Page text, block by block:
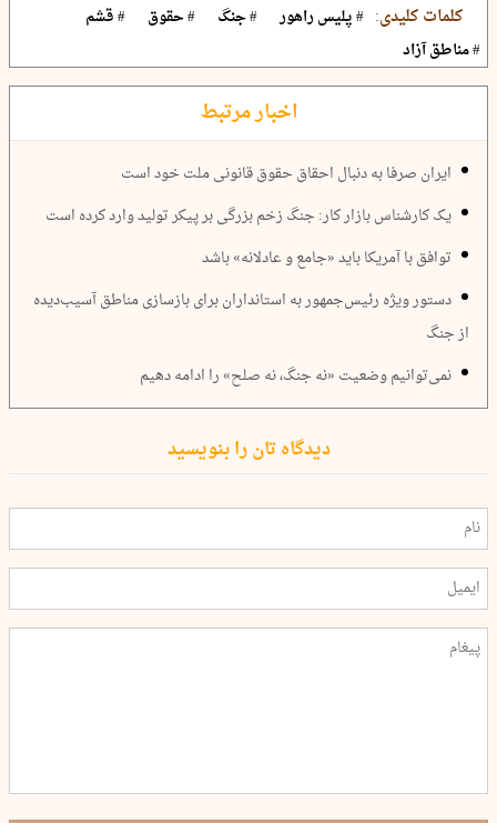
کلمات کلیدی: # پلیس راهور # جنگ # حقوق
# قشم
# مناطق آزاد
اخبار مرتبط
ایران صرفا به دنبال احقاق حقوق قانونی ملت خود است
یک کارشناس بازار کار: جنگ زخم بزرگی بر پیکر تولید وارد کرده است
توافق با آمریکا باید «جامع و عادلانه» باشد
دستور ویژه رئیس‌جمهور به استانداران برای بازسازی مناطق آسیب‌دیده
از جنگ
نمی‌توانیم وضعیت «نه جنگ، نه صلح» را ادامه دهیم
دیدگاه تان را بنویسید